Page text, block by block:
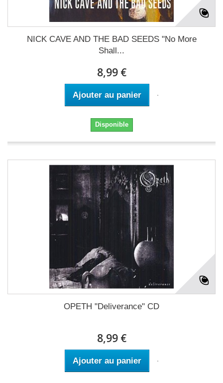
NICK CAVE AND THE BAD SEEDS "No More
Shall...
8,99 €
Ajouter au panier
Disponible
OPETH "Deliverance" CD
8,99 €
Ajouter au panier